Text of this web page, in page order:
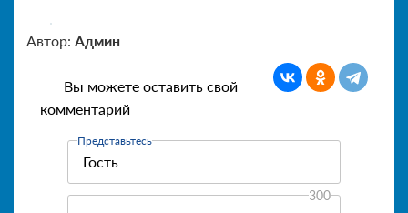
Автор: Админ
Вы можете оставить свой
комментарий
Представьтесь
300